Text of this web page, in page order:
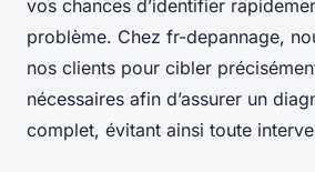
vos chances d’identifier
problème. Chez fr-depannage,
nos clients pour cibler
nécessaires afin d’assurer un
complet, évitant ainsi toute